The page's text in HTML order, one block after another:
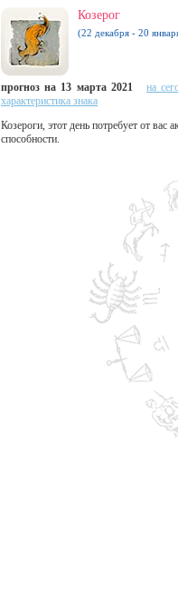
Козерог
(22 декабря - 20
прогноз на 13 марта 2021
на
характеристика знака
Козероги, этот день потребует от вас
способности.